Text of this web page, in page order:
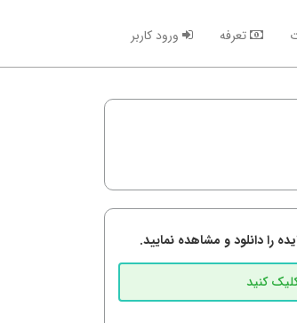
تعرفه ورود کاربر
را دانلود و مشاهده نمایید.